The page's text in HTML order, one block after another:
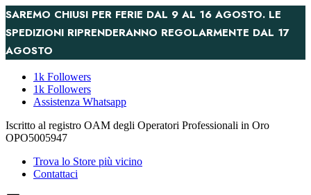
SAREMO CHIUSI PER FERIE DAL 9 AL 16 AGOSTO. LE
SPEDIZIONI RIPRENDERANNO REGOLARMENTE DAL 17
AGOSTO
1k Followers
1k Followers
Assistenza Whatsapp
Iscritto al registro OAM degli Operatori Professionali in Oro
OPO5005947
Trova lo Store più vicino
Contattaci